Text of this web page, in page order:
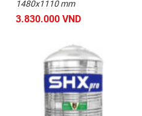
1480x1110 mm
3.830.000 VND